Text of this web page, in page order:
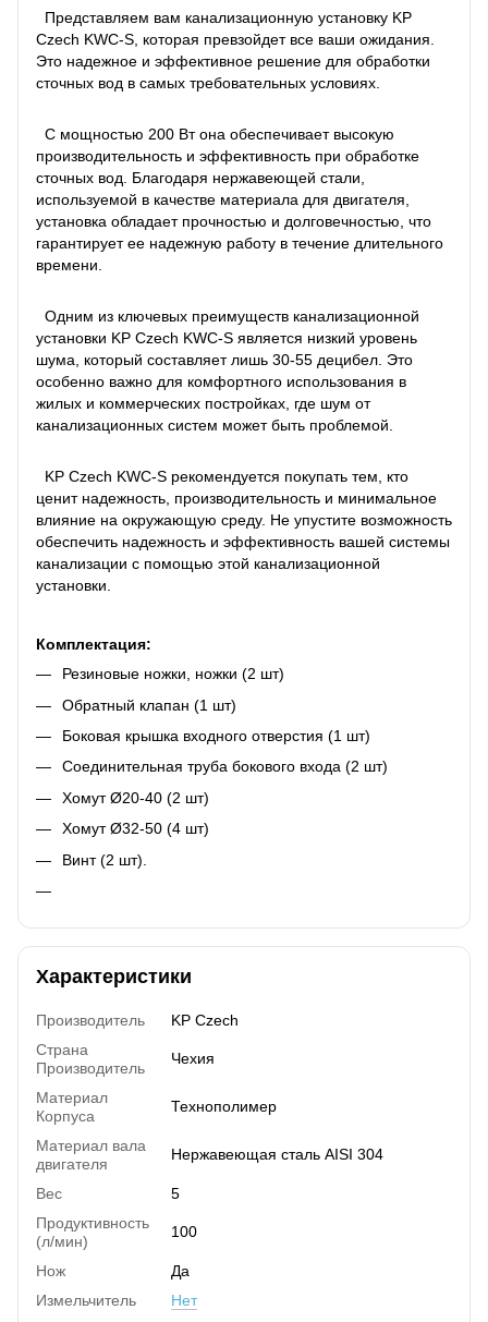
Представляем вам канализационную установку KP
Czech KWC-S, которая превзойдет все ваши ожидания.
Это надежное и эффективное решение для обработки
сточных вод в самых требовательных условиях.
С мощностью 200 Вт она обеспечивает высокую
производительность и эффективность при обработке
сточных вод. Благодаря нержавеющей стали,
используемой в качестве материала для двигателя,
установка обладает прочностью и долговечностью, что
гарантирует ее надежную работу в течение длительного
времени.
Одним из ключевых преимуществ канализационной
установки KP Czech KWC-S является низкий уровень
шума, который составляет лишь 30-55 децибел. Это
особенно важно для комфортного использования в
жилых и коммерческих постройках, где шум от
канализационных систем может быть проблемой.
KP Czech KWC-S рекомендуется покупать тем, кто
ценит надежность, производительность и минимальное
влияние на окружающую среду. Не упустите возможность
обеспечить надежность и эффективность вашей системы
канализации с помощью этой канализационной
установки.
Комплектация:
Резиновые ножки, ножки (2 шт)
Обратный клапан (1 шт)
Боковая крышка входного отверстия (1 шт)
Соединительная труба бокового входа (2 шт)
Хомут Ø20-40 (2 шт)
Хомут Ø32-50 (4 шт)
Винт (2 шт).
Характеристики
Производитель
KP Czech
Страна
Производитель
Чехия
Материал
Корпуса
Технополимер
Материал вала
двигателя
Нержавеющая сталь AISI 304
Вес
5
Продуктивность
(л/мин)
100
Нож
Да
Измельчитель
Нет